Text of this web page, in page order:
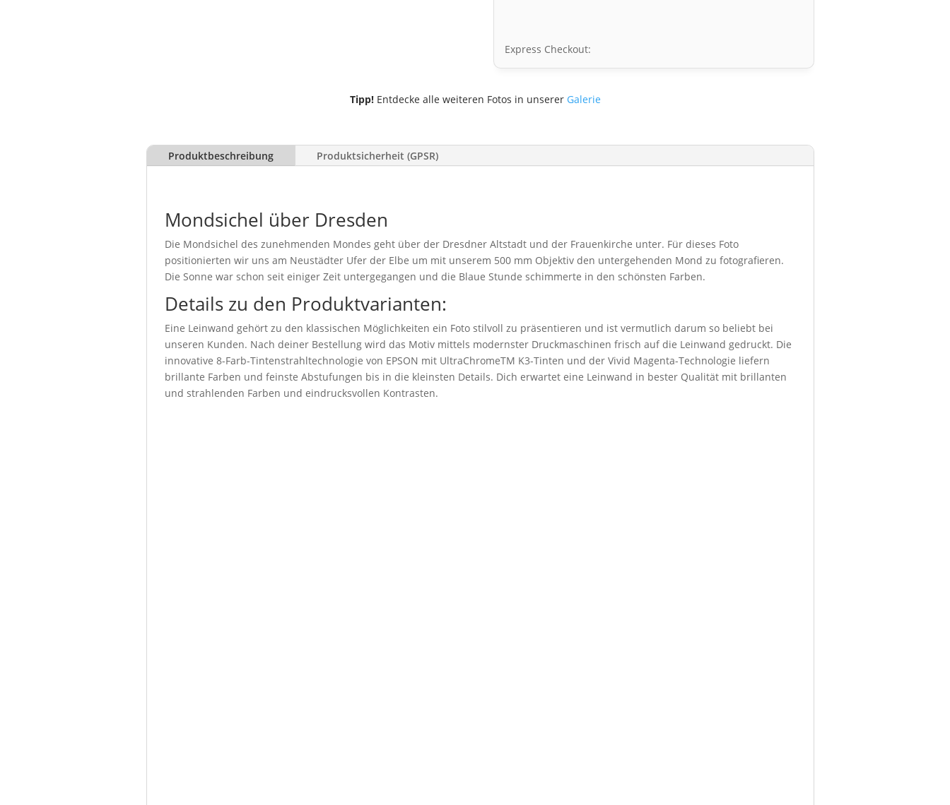
Express Checkout:
Tipp!Entdecke alle weiteren Fotos in unserer Galerie
Produktbeschreibung Produktsicherheit (GPSR)
Mondsichel über Dresden
Die Mondsichel des zunehmenden Mondes geht über der Dresdner Altstadt und der Frauenkirche unter. Für dieses Foto
positionierten wir uns am Neustädter Ufer der Elbe um mit unserem 500 mm Objektiv den untergehenden Mond zu fotografieren.
Die Sonne war schon seit einiger Zeit untergegangen und die Blaue Stunde schimmerte in den schönsten Farben.
Details zu den Produktvarianten:
Eine Leinwand gehört zu den klassischen Möglichkeiten ein Foto stilvoll zu präsentieren und ist vermutlich darum so beliebt bei
unseren Kunden. Nach deiner Bestellung wird das Motiv mittels modernster Druckmaschinen frisch auf die Leinwand gedruckt. Die
innovative 8-Farb-Tintenstrahltechnologie von EPSON mit UltraChromeTM K3-Tinten und der Vivid Magenta-Technologie liefern
brillante Farben und feinste Abstufungen bis in die kleinsten Details. Dich erwartet eine Leinwand in bester Qualität mit brillanten
und strahlenden Farben und eindrucksvollen Kontrasten.